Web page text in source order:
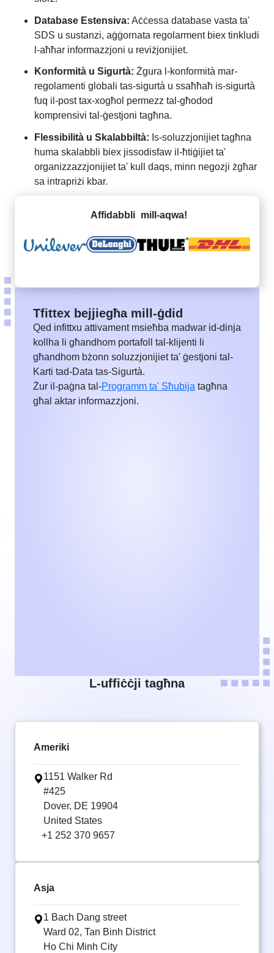
Database Estensiva: Aċċessa database vasta ta'
SDS u sustanzi, aġġornata regolarment biex tinkludi
l-aħħar informazzjoni u reviżjonijiet.
Konformità u Sigurtà: Żgura l-konformità mar-
regolamenti globali tas-sigurtà u ssaħħaħ is-sigurtà
fuq il-post tax-xogħol permezz tal-għodod
komprensivi tal-ġestjoni tagħna.
Flessibilità u Skalabbiltà: Is-soluzzjonijiet tagħna
huma skalabbli biex jissodisfaw il-ħtiġijiet ta'
organizzazzjonijiet ta' kull daqs, minn negozji żgħar
sa intrapriżi kbar.
Affidabbli mill-aqwa!
Tfittex bejjiegħa mill-ġdid
Qed infittxu attivament msieħba madwar id-dinja
kollha li għandhom portafoll tal-klijenti li
għandhom bżonn soluzzjonijiet ta' ġestjoni tal-
Karti tad-Data tas-Sigurtà.
Żur il-paġna tal-Programm ta' Sħubija tagħna
għal aktar informazzjoni.
L-uffiċċji tagħna
Ameriki
1151 Walker Rd
#425
Dover, DE 19904
United States
+1 252 370 9657
Asja
1 Bach Dang street
Ward 02, Tan Binh District
Ho Chi Minh City